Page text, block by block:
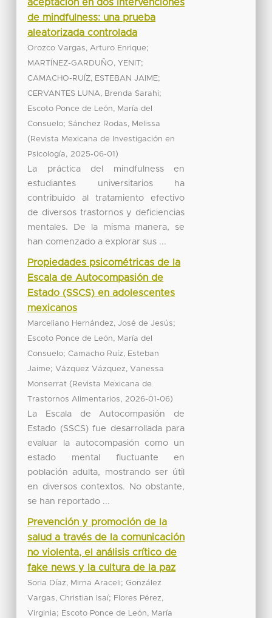
aceptación en dos intervenciones
de mindfulness: una prueba
aleatorizada controlada
Orozco Vargas, Arturo Enrique;
MARTÍNEZ-GARDUÑO, YENIT;
CAMACHO-RUÍZ, ESTEBAN JAIME;
CERVANTES LUNA, Brenda Sarahi;
Escoto Ponce de León, María del
Consuelo; Sánchez Rodas, Melissa
( Revista Mexicana de Investigación en
Psicología, 2025-06-01 )
La práctica del mindfulness en
estudiantes universitarios ha
contribuido al tratamiento efectivo
de diversos trastornos y deficiencias
mentales. De la misma manera, se
han comenzado a explorar sus ...
Propiedades psicométricas de la
Escala de Autocompasión de
Estado (SSCS) en adolescentes
mexicanos
Marceliano Hernández, José de Jesús;
Escoto Ponce de León, María del
Consuelo;Camacho Ruíz, Esteban
Jaime;Vázquez Vázquez, Vanessa
Monserrat ( Revista Mexicana de
Trastornos Alimentarios, 2026-01-06)
La Escala de Autocompasión de
Estado (SSCS) fue desarrollada para
evaluar la autocompasión como un
estado mental fluctuante en
población adulta, mostrando ser útil
en diversos contextos. No obstante,
se han reportado ...
Prevención y promoción de la
salud a través de la comunicación
no violenta, el análisis crítico de
fake news y la cultura de la paz
Soria Díaz, Mirna Araceli;González
Vargas, Christian Isaí; Flores Pérez,
Virginia; Escoto Ponce de León, María